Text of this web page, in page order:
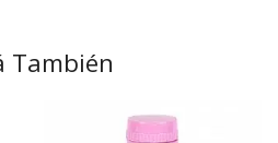
También